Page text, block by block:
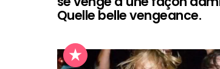
Quelle belle vengeance.